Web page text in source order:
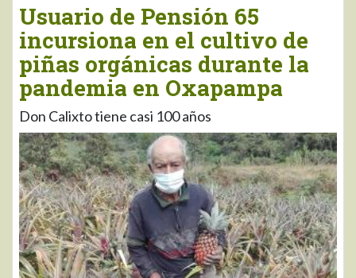
Usuario de Pensión 65
incursiona en el cultivo de
piñas orgánicas durante la
pandemia en Oxapampa
Don Calixto tiene casi 100 años